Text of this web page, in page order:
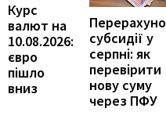
Курс
валют на
10.08.2026:
євро
пішло
вниз
субсидії у
серпні: як
перевірити
нову суму
через ПФУ